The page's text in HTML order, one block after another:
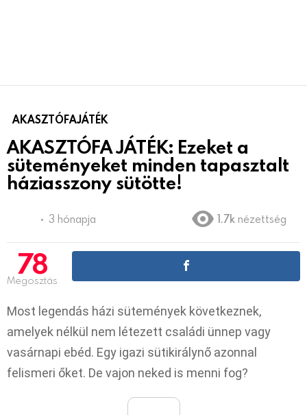
AKASZTÓFAJÁTÉK
AKASZTÓFA JÁTÉK: Ezeket a
süteményeket minden tapasztalt
háziasszony sütötte!
3 hónapja 1.7k nézettség
78
Megosztás
Most legendás házi sütemények következnek,
amelyek nélkül nem létezett családi ünnep vagy
vasárnapi ebéd. Egy igazi sütikirálynő azonnal
felismeri őket. De vajon neked is menni fog?